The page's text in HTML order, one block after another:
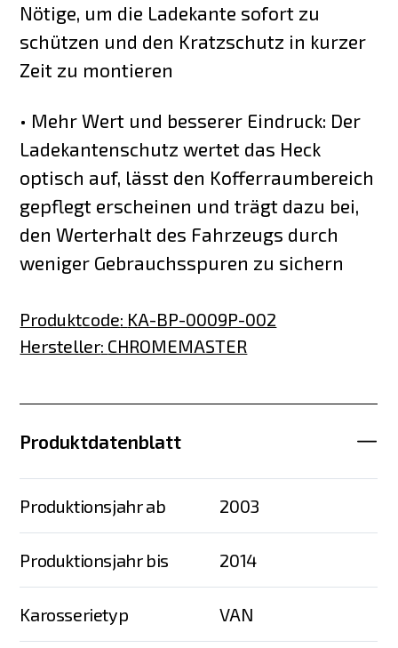
Nötige, um die Ladekante sofort zu
schützen und den Kratzschutz in kurzer
Zeit zu montieren
• Mehr Wert und besserer Eindruck: Der
Ladekantenschutz wertet das Heck
optisch auf, lässt den Kofferraumbereich
gepflegt erscheinen und trägt dazu bei,
den Werterhalt des Fahrzeugs durch
weniger Gebrauchsspuren zu sichern
Produktcode: KA-BP-0009P-002
Hersteller: CHROMEMASTER
Produktdatenblatt
Produktionsjahr ab 2003
Produktionsjahr bis 2014
Karosserietyp VAN